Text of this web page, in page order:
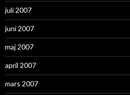
juli 2007
juni 2007
maj 2007
april 2007
mars 2007